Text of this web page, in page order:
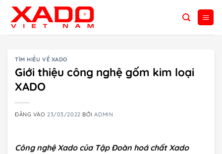
qua
TÌM HIỂU VỀ XADO
Giới thiệu công nghệ gốm kim loại
XADO
ĐĂNG VÀO23/03/2022 BỞIADMIN
Công nghệ Xado của Tập Đoàn hoá chất Xado